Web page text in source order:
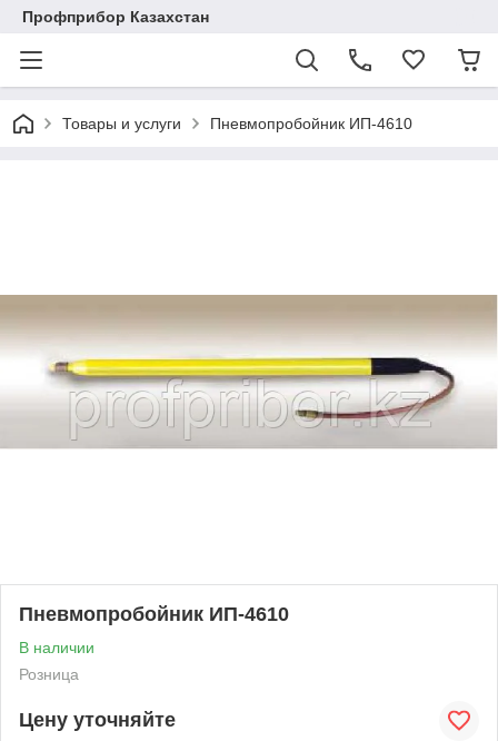
Профприбор Казахстан
Товары и услуги Пневмопробойник ИП-4610
Пневмопробойник ИП-4610
В наличии
Розница
Цену уточняйте